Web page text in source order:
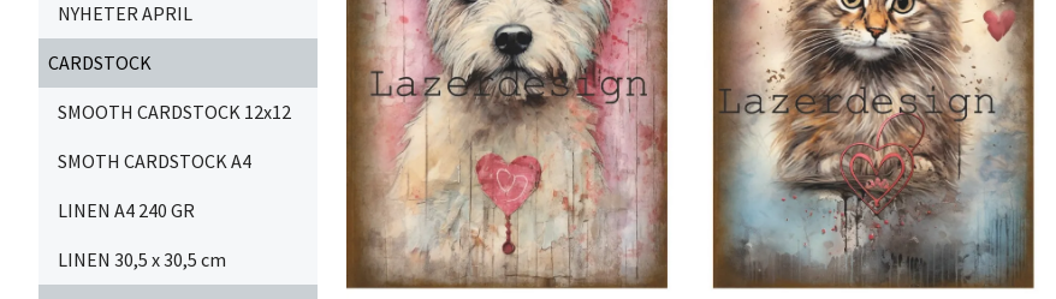
NYHETER APRIL
CARDSTOCK
SMOOTH CARDSTOCK 12x12
SMOTH CARDSTOCK A4
LINEN A4 240 GR
LINEN 30,5 x 30,5 cm